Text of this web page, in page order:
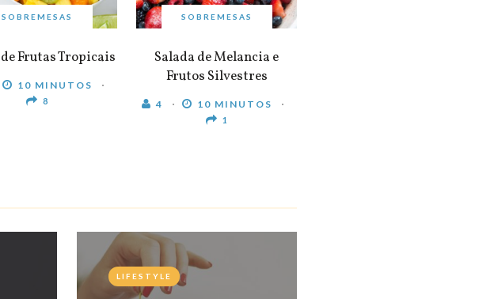
SOBREMESAS
Frutas Tropicais
10 MINUTOS
8
SOBREMESAS
Salada de Melancia e
Frutos Silvestres
4 10 MINUTOS
1
LIFESTYLE